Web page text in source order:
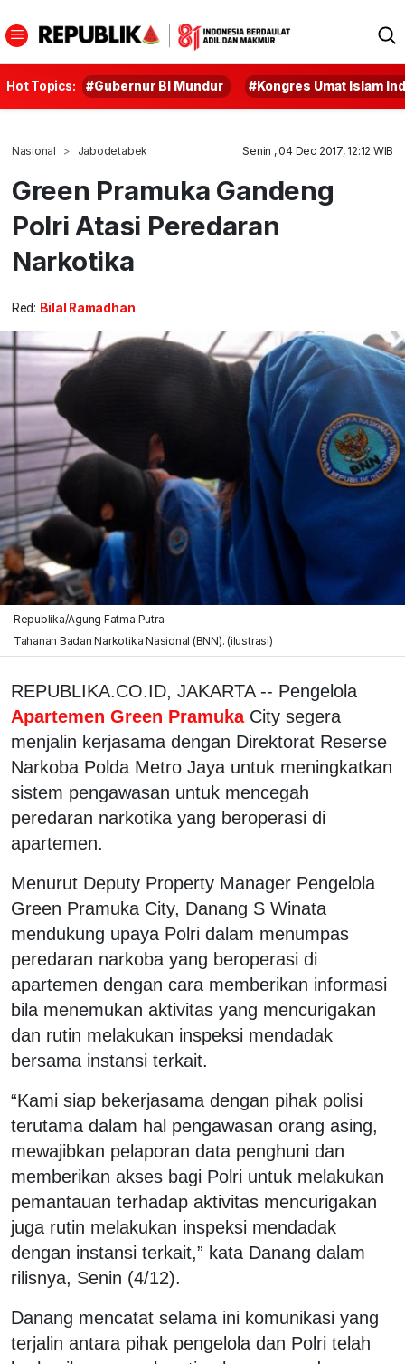
Hot Topics: #Gubernur BI Mundur #Kongres Umat Islam
Nasional Jabodetabek Senin , 04 Dec 2017, 12:12 WIB
Green Pramuka Gandeng
Polri Atasi Peredaran
Narkotika
Red: Bilal Ramadhan
Republika/Agung Fatma Putra
Tahanan Badan Narkotika Nasional (BNN). (ilustrasi)
REPUBLIKA.CO.ID, JAKARTA -- Pengelola
Apartemen Green Pramuka City segera
menjalin kerjasama dengan Direktorat Reserse
Narkoba Polda Metro Jaya untuk meningkatkan
sistem pengawasan untuk mencegah
peredaran narkotika yang beroperasi di
apartemen.
Menurut Deputy Property Manager Pengelola
Green Pramuka City, Danang S Winata
mendukung upaya Polri dalam menumpas
peredaran narkoba yang beroperasi di
apartemen dengan cara memberikan informasi
bila menemukan aktivitas yang mencurigakan
dan rutin melakukan inspeksi mendadak
bersama instansi terkait.
“Kami siap bekerjasama dengan pihak polisi
terutama dalam hal pengawasan orang asing,
mewajibkan pelaporan data penghuni dan
memberikan akses bagi Polri untuk melakukan
pemantauan terhadap aktivitas mencurigakan
juga rutin melakukan inspeksi mendadak
dengan instansi terkait,” kata Danang dalam
rilisnya, Senin (4/12).
Danang mencatat selama ini komunikasi yang
terjalin antara pihak pengelola dan Polri telah